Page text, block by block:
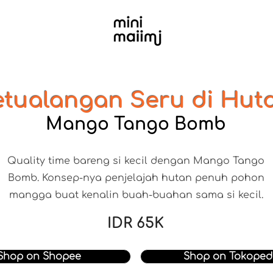
Seru di
Mango Tango Bomb
Quality time bareng si kecil dengan Mango Tango
Bomb. Konsep-nya penjelajah hutan penuh pohon
mangga buat kenalin buah-buahan sama si kecil.
IDR 65K
on Shopee Shop on